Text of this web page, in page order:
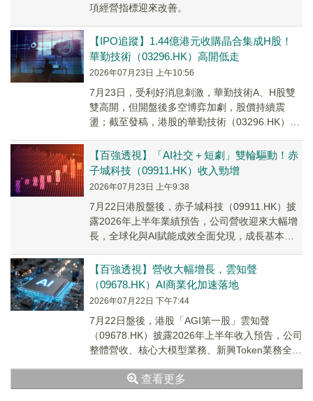
項經營指標迎來改善。
【IPO追蹤】1.44億港元收購晶合集成H股！
華勤技術（03296.HK）高開低走
2026年07月23日 上午10:56
7月23日，受利好消息刺激，華勤技術A、H股雙
雙高開，但開盤後多空博弈加劇，股價持續震
盪；截至發稿，港股的華勤技術（03296.HK）跌
【百強透視】「AI社交＋短劇」雙輪驅動！赤
子城科技（09911.HK）收入勁增
2026年07月23日 上午9:38
7月22日港股盤後，赤子城科技（09911.HK）披
露2026年上半年業績預告，公司營收迎來大幅增
長，全球化與AI賦能成效全面兌現，成長基本面
【百強透視】營收大幅增長，雲知聲
（09678.HK）AI商業化加速落地
2026年07月22日 下午7:44
7月22日盤後，港股「AGI第一股」雲知聲
（09678.HK）披露2026年上半年收入預告，公司
整體營收、核心大模型業務、新興Token業務全線
查看更多